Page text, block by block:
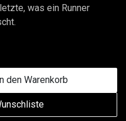
was ein Runner
In den Warenkorb